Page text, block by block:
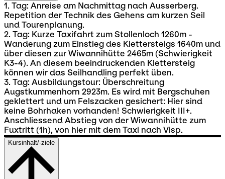
1. Tag: Anreise am Nachmittag nach Ausserberg.
Repetition der Technik des Gehens am kurzen Seil
und Tourenplanung.
2. Tag: Kurze Taxifahrt zum Stollenloch 1260m -
Wanderung zum Einstieg des Klettersteigs 1640m und
über diesen zur Wiwannihütte 2465m (Schwierigkeit
K3-4). An diesem beeindruckenden Klettersteig
können wir das Seilhandling perfekt üben.
3. Tag: Ausbildungstour: Überschreitung
Augstkummenhorn 2923m. Es wird mit Bergschuhen
geklettert und um Felszacken gesichert: Hier sind
keine Bohrhaken vorhanden! Schwierigkeit III+.
Anschliessend Abstieg von der Wiwannihütte zum
Fuxtritt (1h), von hier mit dem Taxi nach Visp.
Kursinhalt/-ziele